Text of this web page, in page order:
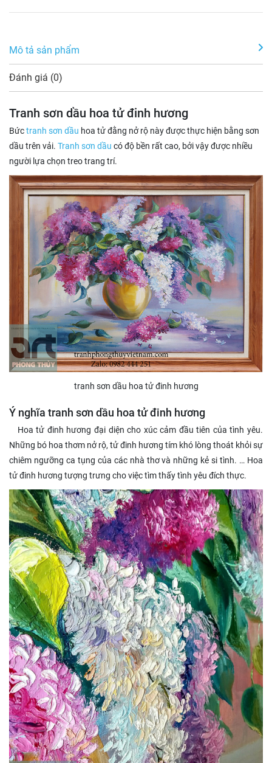
Mô tả sản phẩm
Đánh giá (0)
Tranh sơn dầu hoa tử đinh hương
Bứctranh sơn dầu hoa tử đằng nở rộ này được thực hiện bằng sơn
dầu trên vải. Tranh sơn dầu có độ bền rất cao, bởi vậy được nhiều
người lựa chọn treo trang trí.
tranh sơn dầu hoa tử đinh hương
Ý nghĩa tranh sơn dầu hoa tử đinh hương
Hoa tử đinh hương đại diện cho xúc cảm đầu tiên của tình yêu.
Những bó hoa thơm nở rộ, tử đinh hương tím khó lòng thoát khỏi sự
chiêm ngưỡng ca tụng của các nhà thơ và những kẻ si tình. … Hoa
tử đinh hương tượng trưng cho việc tìm thấy tình yêu đích thực.